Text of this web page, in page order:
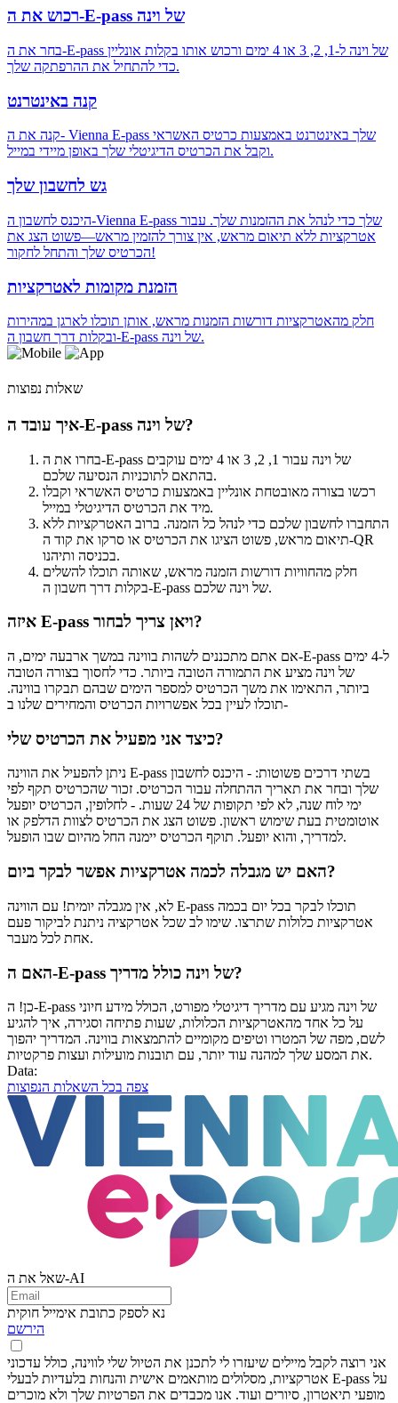
רכוש את ה-E-pass של וינה
בחר את ה-E-pass של וינה ל-1, 2, 3 או 4 ימים ורכוש אותו בקלות אונליין
כדי להתחיל את ההרפתקה שלך.
קנה באינטרנט
קנה את ה- Vienna E-pass שלך באינטרנט באמצעות כרטיס האשראי
וקבל את הכרטיס הדיגיטלי שלך באופן מיידי במייל.
גש לחשבון שלך
היכנס לחשבון ה-Vienna E-pass שלך כדי לנהל את ההזמנות שלך. עבור
אטרקציות ללא תיאום מראש, אין צורך להזמין מראש—פשוט הצג את
הכרטיס שלך והתחל לחקור!
הזמנת מקומות לאטרקציות
חלק מהאטרקציות דורשות הזמנות מראש, אותן תוכלו לארגן במהירות
ובקלות דרך חשבון ה-E-pass של וינה.
שאלות נפוצות
איך עובד ה-E-pass של וינה?
בחרו את ה-E-pass של וינה עבור 1, 2, 3 או 4 ימים עוקבים
בהתאם לתוכניות הנסיעה שלכם.
רכשו בצורה מאובטחת אונליין באמצעות כרטיס האשראי וקבלו
מיד את הכרטיס הדיגיטלי במייל.
התחברו לחשבון שלכם כדי לנהל כל הזמנה. ברוב האטרקציות ללא
תיאום מראש, פשוט הציגו את הכרטיס או סרקו את קוד ה-QR
בכניסה ותיהנו.
חלק מהחוויות דורשות הזמנה מראש, שאותה תוכלו להשלים
בקלות דרך חשבון ה-E-pass של וינה שלכם.
איזה E-pass ויאן צריך לבחור?
אם אתם מתכננים לשהות בווינה במשך ארבעה ימים, ה-E-pass ל-4 ימים
של וינה מציע את התמורה הטובה ביותר. כדי לחסוך בצורה הטובה
ביותר, התאימו את משך הכרטיס למספר הימים שבהם תבקרו בווינה.
תוכלו לעיין בכל אפשרויות הכרטיס והמחירים שלנו ב-
כיצד אני מפעיל את הכרטיס שלי?
ניתן להפעיל את הווינה E-pass בשתי דרכים פשוטות: - היכנס לחשבון
שלך ובחר את תאריך ההתחלה עבור הכרטיס. זכור שהכרטיס תקף לפי
ימי לוח שנה, לא לפי תקופות של 24 שעות. - לחלופין, הכרטיס יופעל
אוטומטית בעת שימוש ראשון. פשוט הצג את הכרטיס לצוות הדלפק או
למדריך, והוא יופעל. תוקף הכרטיס יימנה החל מהיום שבו הופעל.
האם יש מגבלה לכמה אטרקציות אפשר לבקר ביום?
לא, אין מגבלה יומית! עם הווינה E-pass תוכלו לבקר בכל יום בכמה
אטרקציות כלולות שתרצו. שימו לב שכל אטרקציה ניתנת לביקור פעם
אחת לכל מעבר.
האם ה-E-pass של וינה כולל מדריך?
כן! ה-E-pass של וינה מגיע עם מדריך דיגיטלי מפורט, הכולל מידע חיוני
על כל אחד מהאטרקציות הכלולות, שעות פתיחה וסגירה, איך להגיע
לשם, מפה של המטרו וטיפים מקומיים להתמצאות בווינה. המדריך יהפוך
את המסע שלך למהנה עוד יותר, עם תובנות מועילות ועצות פרקטיות.
Data:
צפה בכל השאלות הנפוצות
שאל את ה-AI
נא לספק כתובת אימייל חוקית
הירשם
אני רוצה לקבל מיילים שיעזרו לי לתכנן את הטיול שלי לווינה, כולל עדכוני
אטרקציות, מסלולים מותאמים אישית והנחות בלעדיות לבעלי E-pass על
מופעי תיאטרון, סיורים ועוד. אנו מכבדים את הפרטיות שלך ולא מוכרים